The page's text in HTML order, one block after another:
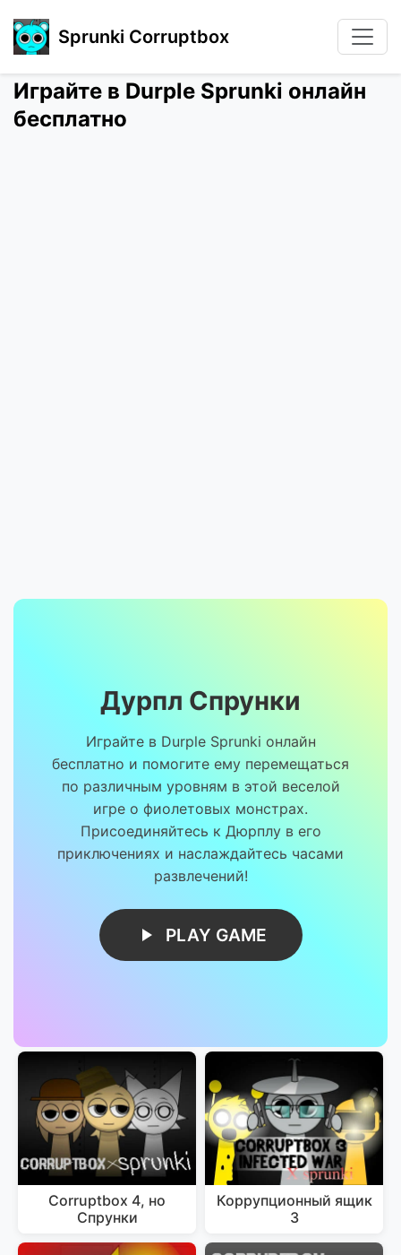
Sprunki Corruptbox
Играйте в Durple Sprunki онлайн
бесплатно
Дурпл Спрунки
Играйте в Durple Sprunki онлайн
бесплатно и помогите ему перемещаться
по различным уровням в этой веселой
игре о фиолетовых монстрах.
Присоединяйтесь к Дюрплу в его
приключениях и наслаждайтесь часами
развлечений!
PLAY GAME
Corruptbox 4, но
Спрунки
Коррупционный ящик
3